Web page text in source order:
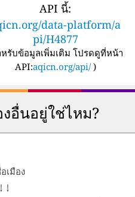
API นี้:
data-platform/a
pi/H4877
รับข้อมูลเพิ่มเติม โปรดดูที่หน้า
API:aqicn.org/api/ )
อื่นอยู่ใช่ไหม?
เมือง
↓